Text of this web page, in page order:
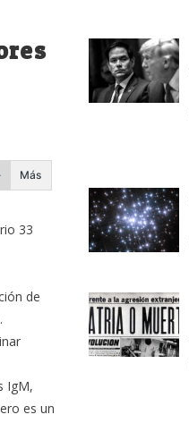
Más
33
de
IgM,
es un